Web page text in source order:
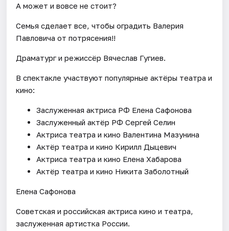
А может и вовсе не стоит?
Семья сделает все, чтобы оградить Валерия
Павловича от потрясения!!
Драматург и режиссёр Вячеслав Гугиев.
В спектакле участвуют популярные актёры театра и
кино:
Заслуженная актриса РФ Елена Сафонова
Заслуженный актёр РФ Сергей Селин
Актриса театра и кино Валентина Мазунина
Актёр театра и кино Кирилл Дыцевич
Актриса театра и кино Елена Хабарова
Актёр театра и кино Никита Заболотный
Елена Сафонова
Советская и российская актриса кино и театра,
заслуженная артистка России.